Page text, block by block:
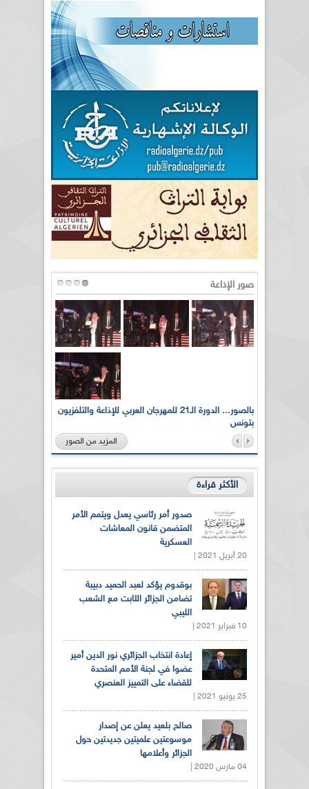
صور الإذاعة
بالصور... الدورة الـ21 للمهرجان العربي للإذاعة والتلفزيون
بتونس
المزيد من الصور
الأكثر قراءة
صدور أمر رئاسي يعدل ويتمم الأمر
المتضمن قانون المعاشات
العسكرية
20 أبريل 2021 |
بوقدوم يؤكد لعبد الحميد دبيبة
تضامن الجزائر الثابت مع الشعب
الليبي
10 فبراير 2021 |
إعادة انتخاب الجزائري نور الدين أمير
عضوا في لجنة الأمم المتحدة
للقضاء على التمييز العنصري
25 يونيو 2021 |
صالح بلعيد يعلن عن إصدار
موسوعتين علميتين جديدتين حول
الجزائر وأعلامها
04 مارس 2020 |